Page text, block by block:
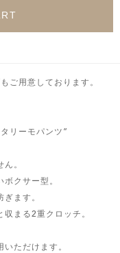
ご用意しております。
リーモパンツ”
。
クサー型。
ます。
まる2重クロッチ。
ただけます。